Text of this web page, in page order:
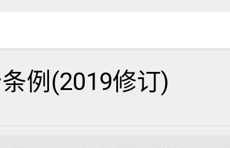
例(2019修订)